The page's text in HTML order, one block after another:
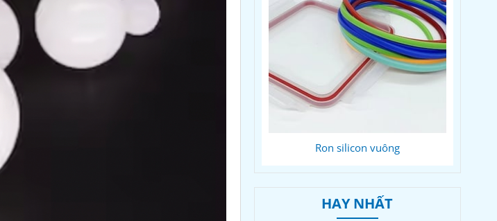
Ron silicon vuông
HAY NHẤT